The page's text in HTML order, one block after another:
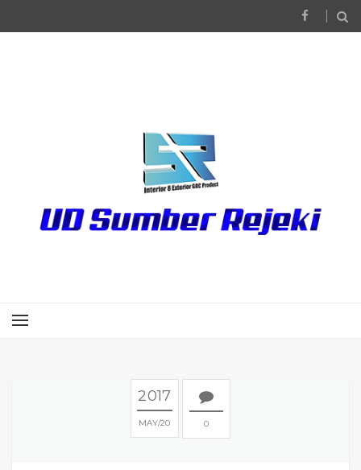
2017
MAY 20 0